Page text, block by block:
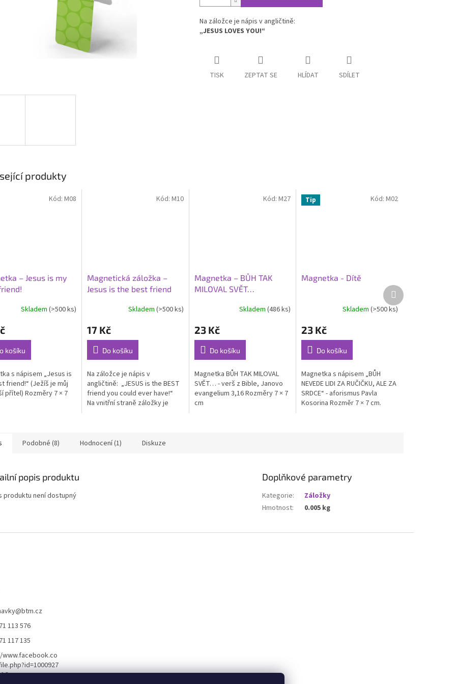
Na záložce je nápis v angličtině:
„JESUS LOVES YOU!“
TISK ZEPTAT SE HLÍDAT SDÍLET
produkty
– Jesus is my
Skladem (>500 ks)
košíku
s nápisem „Jesus is
friend!“ (Ježíš je můj
přítel) Rozměry 7 × 7
Kód: M08
Magnetická záložka –
Jesus is the best friend
Skladem (>500 ks)
17 Kč
Do košíku
Na záložce je nápis v
angličtině: „JESUS is the BEST
friend you could ever have!“
Na vnitřní straně záložky je
Kód: M10
Magnetka – BŮH TAK
MILOVAL SVĚT…
Skladem(486 ks)
23 Kč
Do košíku
Magnetka BŮH TAK MILOVAL
SVĚT… - verš z Bible, Janovo
evangelium 3,16 Rozměry 7 × 7
cm
Kód:M27 Tip
Magnetka - Dítě
produktu
je
5,0
z
hvězdiček.
Skladem(>500 ks)
23 Kč
Do košíku
Magnetka s nápisem „BŮH
NEVEDE LIDI ZA RUČIČKU, ALE ZA
SRDCE“ - aforismus Pavla
Kosorina Rozměr 7 × 7 cm.
Kód: M02
Další
produkt
Podobné (8) Hodnocení (1) Diskuze
popis produktu
produktu není dostupný
Doplňkové parametry
Kategorie:
Záložky
Hmotnost: 0.005 kg
@btm.cz
113 576
117 135